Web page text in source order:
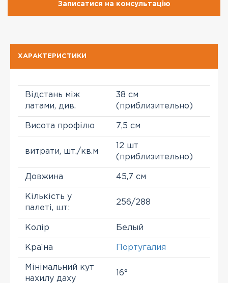
Записатися на консультацію
ХАРАКТЕРИСТИКИ
Відстань між
латами, див.
38 см
(приблизительно)
Висота профілю 7,5 см
витрати, шт./кв.м
12 шт
(приблизительно)
Довжина 45,7 см
Кількість у
палеті, шт:
256/288
Колір Белый
Країна Португалия
Мінімальний кут
нахилу даху
16°